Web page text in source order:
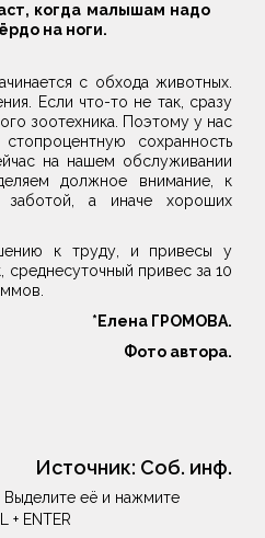
когда малышам надо
на ноги.
с обхода животных.
Если что-то не так, сразу
зоотехника. Поэтому у нас
сохранность
на нашем обслуживании
должное внимание, к
а иначе хороших
к труду, и привесы у
привес за 10
*Елена ГРОМОВА.
Фото автора.
Источник: Соб. инф.
её и нажмите
+ ENTER